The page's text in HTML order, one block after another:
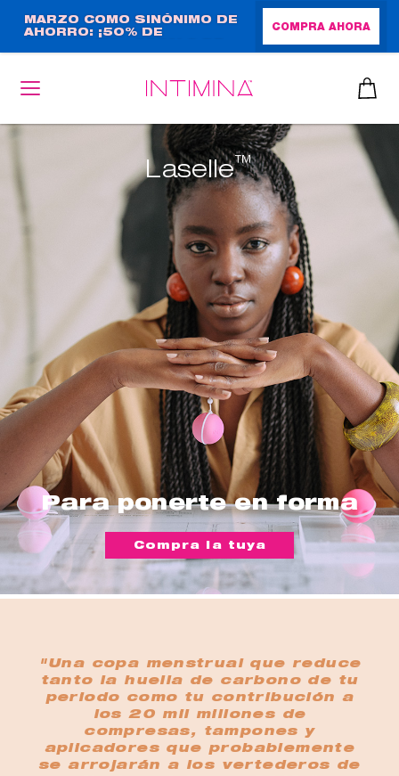
contenido
principal
MARZO COMO SINÓNIMO DE
AHORRO: ¡50% DE
TAMAÑO NORMAL!
COMPRA AHORA
Para ponerte en forma
Laselle™
Compra la tuya
"Una copa menstrual que reduce
tanto la huella de carbono de tu
periodo como tu contribución a
los 20 mil millones de
compresas, tampones y
aplicadores que probablemente
se arrojarán a los vertederos de